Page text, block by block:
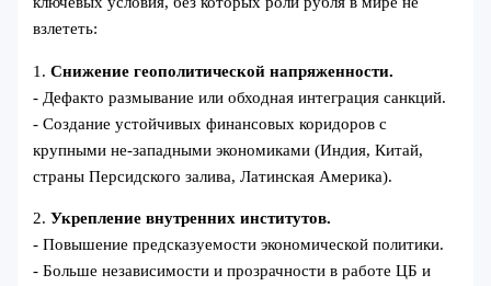
взлететь:
1.Снижение геополитической напряженности.
- Дефакто размывание или обходная интеграция санкций.
- Создание устойчивых финансовых коридоров с
крупными не-западными экономиками (Индия, Китай,
страны Персидского залива, Латинская Америка).
2.Укрепление внутренних институтов.
- Повышение предсказуемости экономической политики.
- Больше независимости и прозрачности в работе ЦБ и